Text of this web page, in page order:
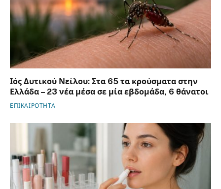
Ιός Δυτικού Νείλου: Στα 65 τα κρούσματα στην
Ελλάδα – 23 νέα μέσα σε μία εβδομάδα, 6 θάνατοι
ΕΠΙΚΑΙΡΟΤΗΤΑ